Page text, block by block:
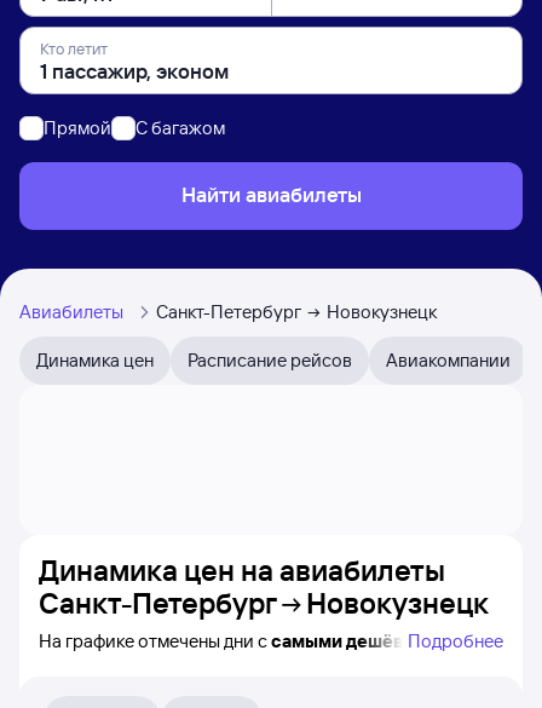
Кто летит
Прямой C багажом
Найти авиабилеты
Авиабилеты Санкт-Петербург Новокузнецк
Динамика цен Расписание рейсов Авиакомпании
Динамика цен на авиабилеты
Санкт-Петербург
Новокузнецк
На графике отмечены дни ссамыми дешёвымиПодробнее